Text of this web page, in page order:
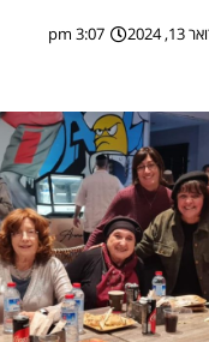
2024
3:07 pm